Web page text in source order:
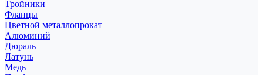
Тройники
Фланцы
Цветной металлопрокат
Алюминий
Дюраль
Латунь
Медь